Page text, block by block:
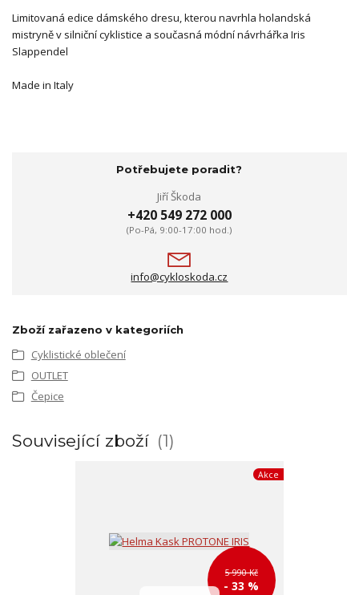
Limitovaná edice dámského dresu, kterou navrhla holandská
mistryně v silniční cyklistice a současná módní návrhářka Iris
Slappendel
Made in Italy
Potřebujete poradit?
Jiří Škoda
+420 549 272 000
(Po-Pá, 9:00-17:00 hod.)
info@cykloskoda.cz
Zboží zařazeno v kategoriích
Cyklistické oblečení
OUTLET
Čepice
Související zboží 1
Akce
5 990 Kč
- 33 %